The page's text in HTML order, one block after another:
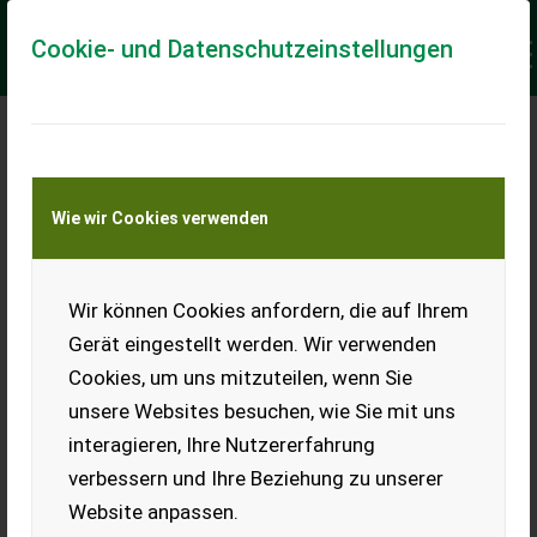
Cookie- und Datenschutzeinstellungen
Wie wir Cookies verwenden
Wir können Cookies anfordern, die auf Ihrem
Gerät eingestellt werden. Wir verwenden
Cookies, um uns mitzuteilen, wenn Sie
unsere Websites besuchen, wie Sie mit uns
interagieren, Ihre Nutzererfahrung
verbessern und Ihre Beziehung zu unserer
Website anpassen.
ZEIT-&AUFGABEN-
MANAGEMENT
wem nicht
Ist Ihr Zeitmanagement „up to date“ oder sind Sie auch
ein leicht chaotischer „Last-Minute Junkie“?